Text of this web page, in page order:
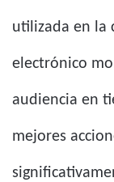
utilizada en la
electrónico
audiencia en
mejores